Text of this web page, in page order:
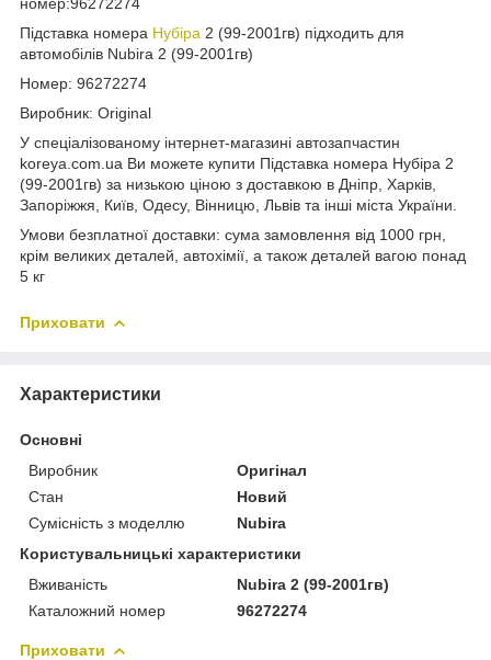
Підставка номера Нубіра 2 (99-2001гв) підходить для
автомобілів Nubira 2 (99-2001гв)
Номер: 96272274
Виробник: Original
У спеціалізованому інтернет-магазині автозапчастин
koreya.com.ua Ви можете купити Підставка номера Нубіра 2
(99-2001гв) за низькою ціною з доставкою в Дніпр, Харків,
Запоріжжя, Київ, Одесу, Вінницю, Львів та інші міста України.
Умови безплатної доставки: сума замовлення від 1000 грн,
крім великих деталей, автохімії, а також деталей вагою понад
5 кг
Приховати
Характеристики
Основні
Виробник
Оригінал
Стан
Новий
Сумісність з моделлю
Nubira
Користувальницькі характеристики
Вживаність
Nubira 2 (99-2001гв)
Каталожний номер
96272274
Приховати